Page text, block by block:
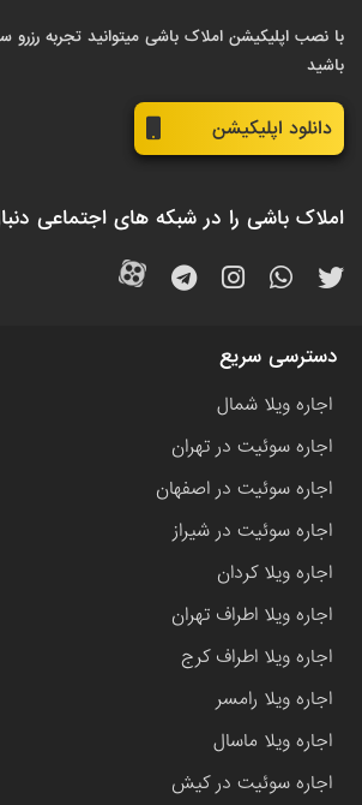
با نصب اپلیکیشن املاک باشی میتوانید تجربه رزرو
باشید
دانلود اپلیکیشن
املاک باشی را در شبکه های اجتماعی
دسترسی سریع
اجاره ویلا شمال
اجاره سوئیت در تهران
اجاره سوئیت در اصفهان
اجاره سوئیت در شیراز
اجاره ویلا کردان
اجاره ویلا اطراف تهران
اجاره ویلا اطراف کرج
اجاره ویلا رامسر
اجاره ویلا ماسال
اجاره سوئیت در کیش